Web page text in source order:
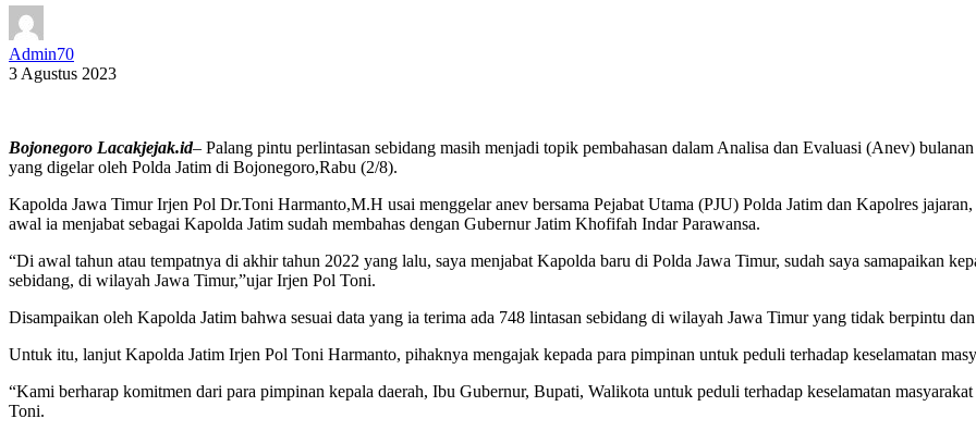
Admin70
3 Agustus 2023
Bojonegoro Lacakjejak.id– Palang pintu perlintasan sebidang masih menjadi topik pembahasan dalam Analisa dan Evaluasi (Anev)
yang digelar oleh Polda Jatim di Bojonegoro,Rabu (2/8).
Kapolda Jawa Timur Irjen Pol Dr.Toni Harmanto,M.H usai menggelar anev bersama Pejabat Utama (PJU) Polda Jatim dan Kapolres
awal ia menjabat sebagai Kapolda Jatim sudah membahas dengan Gubernur Jatim Khofifah Indar Parawansa.
“Di awal tahun atau tempatnya di akhir tahun 2022 yang lalu, saya menjabat Kapolda baru di Polda Jawa Timur, sudah saya samapaikan
sebidang, di wilayah Jawa Timur,”ujar Irjen Pol Toni.
Disampaikan oleh Kapolda Jatim bahwa sesuai data yang ia terima ada 748 lintasan sebidang di wilayah Jawa Timur yang tidak berpintu
Untuk itu, lanjut Kapolda Jatim Irjen Pol Toni Harmanto, pihaknya mengajak kepada para pimpinan untuk peduli terhadap keselamatan
“Kami berharap komitmen dari para pimpinan kepala daerah, Ibu Gubernur, Bupati, Walikota untuk peduli terhadap keselamatan
Toni.